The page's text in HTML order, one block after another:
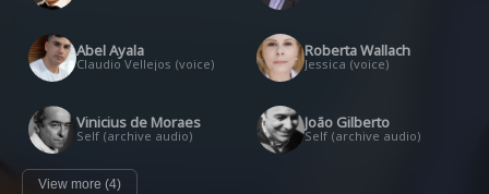
Abel Ayala
Claudio Vellejos (voice)
Roberta Wallach
Jessica (voice)
Vinicius de Moraes
Self (archive audio)
João Gilberto
Self (archive audio)
View more (4)